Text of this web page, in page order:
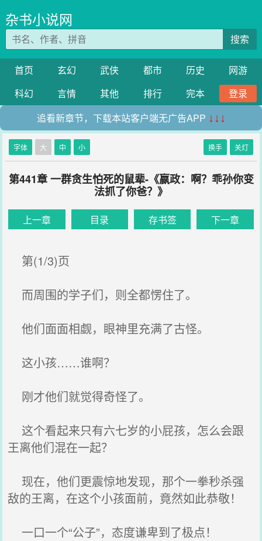
杂书小说网
搜索
首页 玄幻 武侠 都市 历史
网游
科幻
言情 其他 排行 完本
登录
追看新章节，下载本站客户端无广告APP ↓↓↓
字体 大 中 小 换手 关灯
第441章 一群贪生怕死的鼠辈-《嬴政：啊？乖孙你变
法抓了你爸？》
上一章 目录 存书签 下一章
第(1/3)页
而周围的学子们，则全都愣住了。
他们面面相觑，眼神里充满了古怪。
这小孩……谁啊？
刚才他们就觉得奇怪了。
这个看起来只有六七岁的小屁孩，怎么会跟
王离他们混在一起？
现在，他们更震惊地发现，那个一拳秒杀强
敌的王离，在这个小孩面前，竟然如此恭敬！
一口一个“公子”，态度谦卑到了极点！